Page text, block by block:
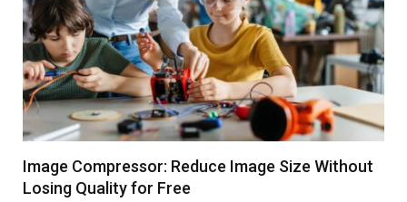
Image Compressor: Reduce Image Size Without
Losing Quality for Free